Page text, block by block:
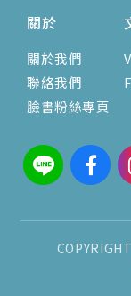
關於
關於我們
聯絡我們
臉書粉絲專頁